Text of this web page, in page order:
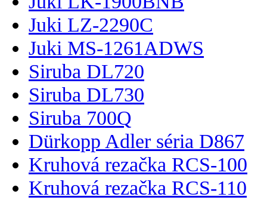
Juki LZ-2290C
Juki MS-1261ADWS
Siruba DL720
Siruba DL730
Siruba 700Q
Dürkopp Adler séria D867
Kruhová rezačka RCS-100
Kruhová rezačka RCS-110